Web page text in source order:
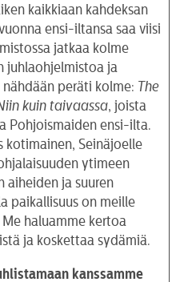
kaikkiaan kahdeksan
ensi-iltansa saa viisi
jatkaa kolme
juhlaohjelmistoa ja
peräti kolme: The
kuin taivaassa, joista
Pohjoismaiden ensi-ilta.
kotimainen, Seinäjoelle
ytimeen
aiheiden ja suuren
paikallisuus on meille
haluamme kertoa
ja koskettaa sydämiä.
kanssamme